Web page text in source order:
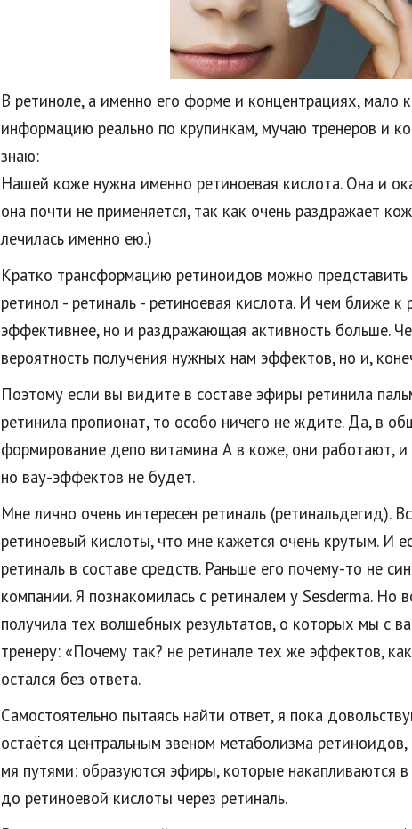
В ретиноле, а именно его форме и концентрациях, мало
информацию реально по крупинкам, мучаю тренеров и
знаю:
Нашей коже нужна именно ретиноевая кислота. Она и
она почти не применяется, так как очень раздражает
лечилась именно ею.)
Кратко трансформацию ретиноидов можно
ретинол - ретиналь - ретиноевая кислота. И чем ближе к
эффективнее, но и раздражающая активность больше.
вероятность получения нужных нам эффектов, но и,
Поэтому если вы видите в составе эфиры ретинила
ретинила пропионат, то особо ничего не ждите. Да, в
формирование депо витамина А в коже, они работают,
но вау-эффектов не будет.
Мне лично очень интересен ретиналь (ретинальдегид).
ретиноевый кислоты, что мне кажется очень крутым. И
ретиналь в составе средств. Раньше его почему-то не
компании. Я познакомилась с ретиналем у Sesderma. Но
получила тех волшебных результатов, о которых мы с
тренеру: «Почему так? не ретинале тех же эффектов,
остался без ответа.
Самостоятельно пытаясь найти ответ, я пока
остаётся центральным звеном метаболизма
мя путями: образуются эфиры, которые накапливаются
до ретиноевой кислоты через ретиналь.